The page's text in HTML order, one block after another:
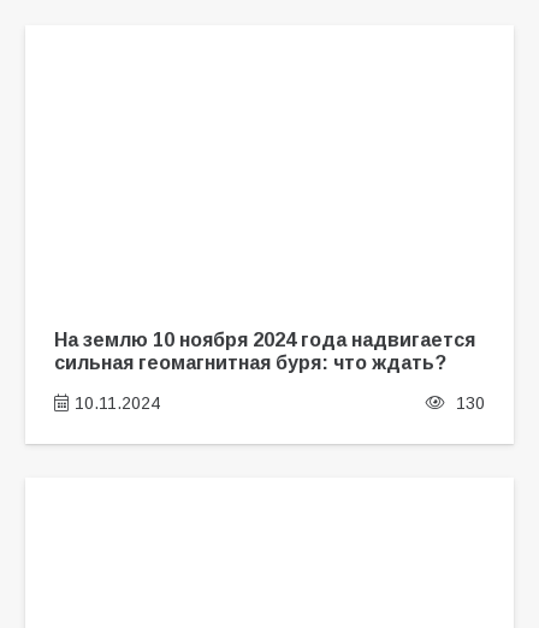
На землю 10 ноября 2024 года надвигается
сильная геомагнитная буря: что ждать?
10.11.2024 130